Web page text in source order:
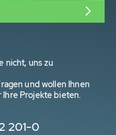
nicht, uns zu
und wollen Ihnen
Projekte bieten.
201-0